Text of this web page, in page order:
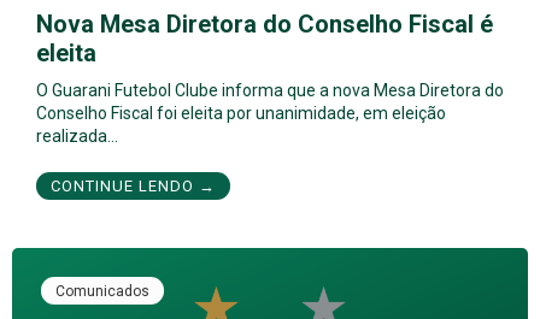
Nova Mesa Diretora do Conselho Fiscal é
eleita
O Guarani Futebol Clube informa que a nova Mesa Diretora do
Conselho Fiscal foi eleita por unanimidade, em eleição
realizada…
CONTINUE LENDO →
Comunicados